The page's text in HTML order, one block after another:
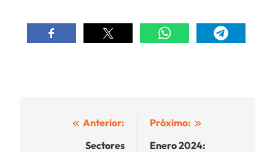
Navegación
Anterior:
Sectores
Próximo:
Enero 2024: